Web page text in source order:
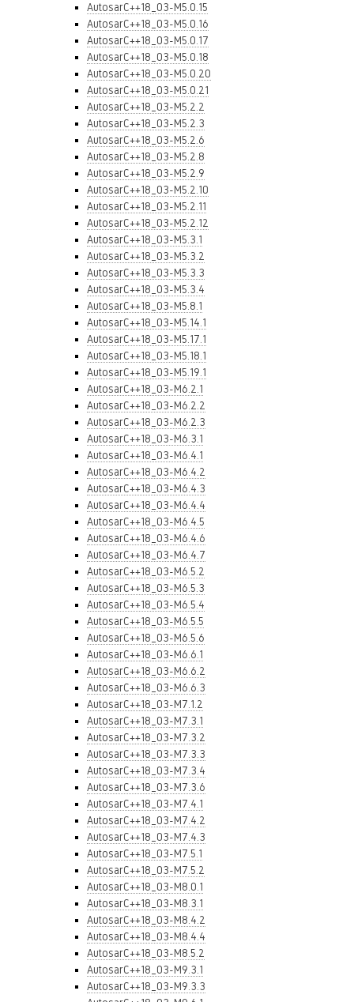
AutosarC++18_03-M5.0.15
AutosarC++18_03-M5.0.16
AutosarC++18_03-M5.0.17
AutosarC++18_03-M5.0.18
AutosarC++18_03-M5.0.20
AutosarC++18_03-M5.0.21
AutosarC++18_03-M5.2.2
AutosarC++18_03-M5.2.3
AutosarC++18_03-M5.2.6
AutosarC++18_03-M5.2.8
AutosarC++18_03-M5.2.9
AutosarC++18_03-M5.2.10
AutosarC++18_03-M5.2.11
AutosarC++18_03-M5.2.12
AutosarC++18_03-M5.3.1
AutosarC++18_03-M5.3.2
AutosarC++18_03-M5.3.3
AutosarC++18_03-M5.3.4
AutosarC++18_03-M5.8.1
AutosarC++18_03-M5.14.1
AutosarC++18_03-M5.17.1
AutosarC++18_03-M5.18.1
AutosarC++18_03-M5.19.1
AutosarC++18_03-M6.2.1
AutosarC++18_03-M6.2.2
AutosarC++18_03-M6.2.3
AutosarC++18_03-M6.3.1
AutosarC++18_03-M6.4.1
AutosarC++18_03-M6.4.2
AutosarC++18_03-M6.4.3
AutosarC++18_03-M6.4.4
AutosarC++18_03-M6.4.5
AutosarC++18_03-M6.4.6
AutosarC++18_03-M6.4.7
AutosarC++18_03-M6.5.2
AutosarC++18_03-M6.5.3
AutosarC++18_03-M6.5.4
AutosarC++18_03-M6.5.5
AutosarC++18_03-M6.5.6
AutosarC++18_03-M6.6.1
AutosarC++18_03-M6.6.2
AutosarC++18_03-M6.6.3
AutosarC++18_03-M7.1.2
AutosarC++18_03-M7.3.1
AutosarC++18_03-M7.3.2
AutosarC++18_03-M7.3.3
AutosarC++18_03-M7.3.4
AutosarC++18_03-M7.3.6
AutosarC++18_03-M7.4.1
AutosarC++18_03-M7.4.2
AutosarC++18_03-M7.4.3
AutosarC++18_03-M7.5.1
AutosarC++18_03-M7.5.2
AutosarC++18_03-M8.0.1
AutosarC++18_03-M8.3.1
AutosarC++18_03-M8.4.2
AutosarC++18_03-M8.4.4
AutosarC++18_03-M8.5.2
AutosarC++18_03-M9.3.1
AutosarC++18_03-M9.3.3